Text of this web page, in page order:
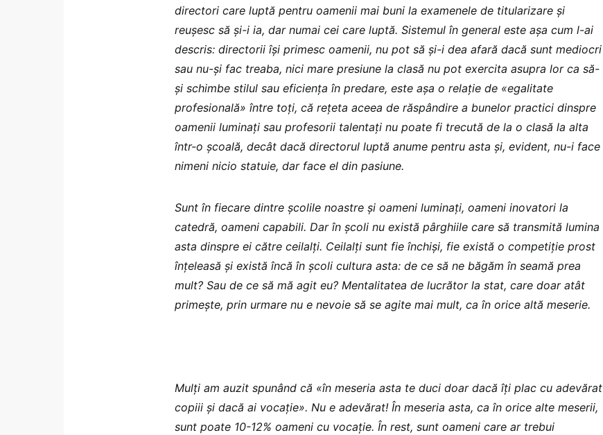
directori care luptă pentru oamenii mai buni la examenele de titularizare și
reușesc să și-i ia, dar numai cei care luptă. Sistemul în general este așa cum l-ai
descris: directorii își primesc oamenii, nu pot să și-i dea afară dacă sunt mediocri
sau nu-și fac treaba, nici mare presiune la clasă nu pot exercita asupra lor ca să-
și schimbe stilul sau eficiența în predare, este așa o relație de «egalitate
profesională» între toți, că rețeta aceea de răspândire a bunelor practici dinspre
oamenii luminați sau profesorii talentați nu poate fi trecută de la o clasă la alta
într-o școală, decât dacă directorul luptă anume pentru asta și, evident, nu-i face
nimeni nicio statuie, dar face el din pasiune.
Sunt în fiecare dintre școlile noastre și oameni luminați, oameni inovatori la
catedră, oameni capabili. Dar în școli nu există pârghiile care să transmită lumina
asta dinspre ei către ceilalți. Ceilalți sunt fie închiși, fie există o competiție prost
înțeleasă și există încă în școli cultura asta: de ce să ne băgăm în seamă prea
mult? Sau de ce să mă agit eu? Mentalitatea de lucrător la stat, care doar atât
primește, prin urmare nu e nevoie să se agite mai mult, ca în orice altă meserie.
Mulți am auzit spunând că «în meseria asta te duci doar dacă îți plac cu adevărat
copiii și dacă ai vocație». Nu e adevărat! În meseria asta, ca în orice alte meserii,
sunt poate 10-12% oameni cu vocație. În rest, sunt oameni care ar trebui